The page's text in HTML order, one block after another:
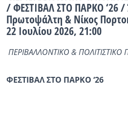
Ραδιόφωνο LIVE
Εκπομπές
/ ΦΕΣΤΙΒΑΛ ΣΤΟ ΠΑΡΚΟ ‘26 /
Πρωτοψάλτη & Νίκος
22 Ιουλίου 2026, 21:00
ΠΕΡΙΒΑΛΛΟΝΤΙΚΟ &
ΦΕΣΤΙΒΑΛ ΣΤΟ ΠΑΡΚΟ ‘26